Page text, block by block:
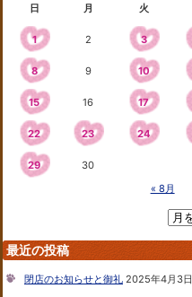
日 月 火
1 2 3
8 9 10
15 16 17
22 23 24
29
30
« 8月
最近の投稿
閉店のお知らせと御礼 2025年4月3日